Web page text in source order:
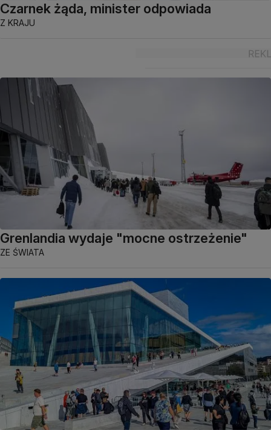
Czarnek żąda, minister odpowiada
Z KRAJU
Grenlandia wydaje "mocne ostrzeżenie"
ZE ŚWIATA